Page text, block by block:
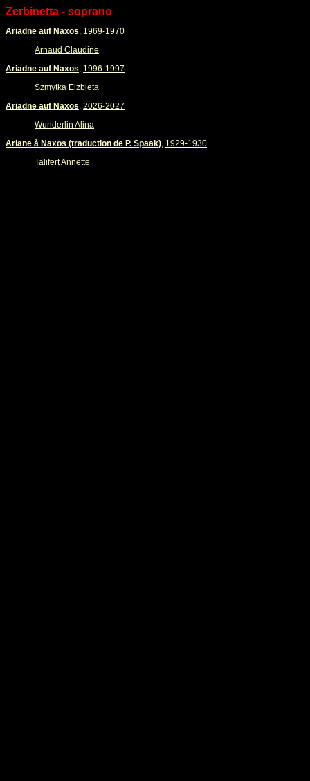
Zerbinetta - soprano
Ariadne auf Naxos, 1969-1970
Arnaud Claudine
Ariadne auf Naxos, 1996-1997
Szmytka Elzbieta
Ariadne auf Naxos, 2026-2027
Wunderlin Alina
Ariane à Naxos (traduction de P. Spaak), 1929-1930
Talifert Annette